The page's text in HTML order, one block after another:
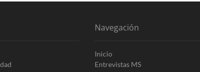
Navegación
Inicio
Entrevistas MS